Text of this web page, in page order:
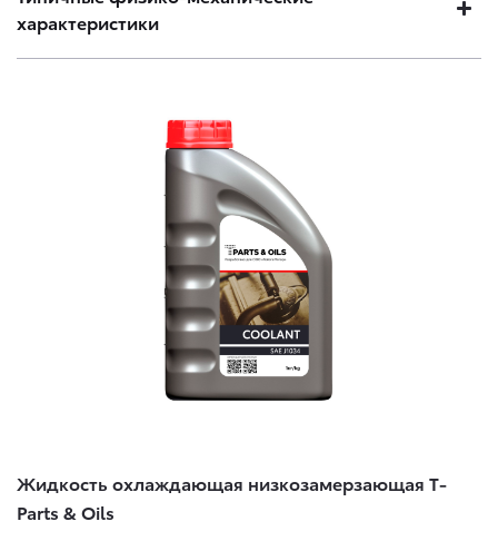
характеристики
Жидкость охлаждающая низкозамерзающая T-
Parts & Oils